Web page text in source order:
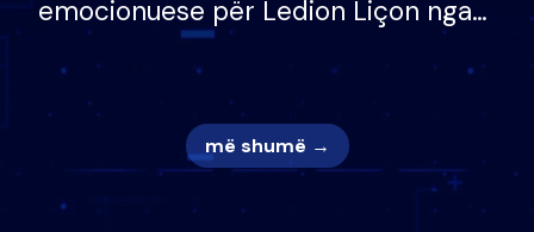
emocionuese për Ledion Liçon nga
nëna dhe fëmijët e tij, moderatori
nuk i mban dot lotët: Nuk meritoj…
më shumë →